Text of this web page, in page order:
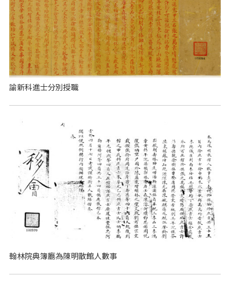
諭新科進士分別授職
翰林院典簿廳為陳明散館人數事